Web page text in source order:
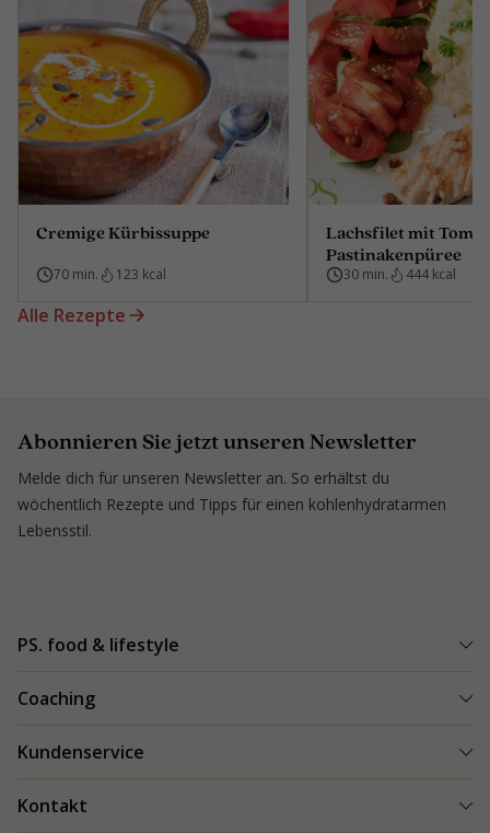
Cremige Kürbissuppe
70 min. 123 kcal
Lachsfilet mit
Pastinakenpüree
30 min. 444 kcal
Alle Rezepte
Abonnieren Sie jetzt unseren Newsletter
Melde dich für unseren Newsletter an. So erhältst du
wöchentlich Rezepte und Tipps für einen kohlenhydratarmen
Lebensstil.
PS. food & lifestyle
Kundenerfolge
Coaching
Blogs & Tipps
Kundenservice
Kontakt